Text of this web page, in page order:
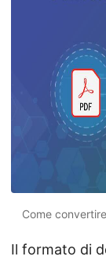
Come
Il formato di